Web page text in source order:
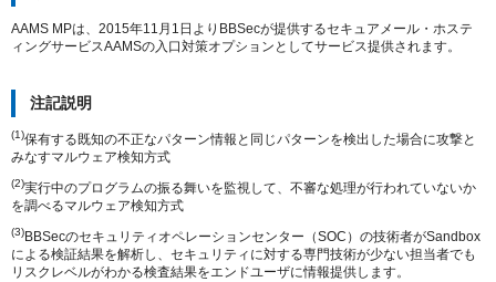
AAMS MPは、2015年11月1日よりBBSecが提供するセキュアメール・ホステ
ィングサービスAAMSの入口対策オプションとしてサービス提供されます。
注記説明
(1)保有する既知の不正なパターン情報と同じパターンを検出した場合に攻撃と
みなすマルウェア検知方式
(2)実行中のプログラムの振る舞いを監視して、不審な処理が行われていないか
を調べるマルウェア検知方式
(3)BBSecのセキュリティオペレーションセンター（SOC）の技術者がSandbox
による検証結果を解析し、セキュリティに対する専門技術が少ない担当者でも
リスクレベルがわかる検査結果をエンドユーザに情報提供します。